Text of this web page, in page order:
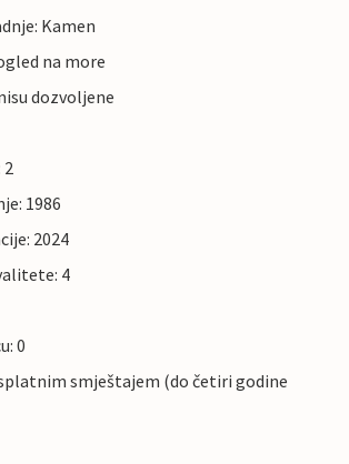
Kamen
na more
dozvoljene
2
1986
2024
4
0
smještajem (do četiri godine